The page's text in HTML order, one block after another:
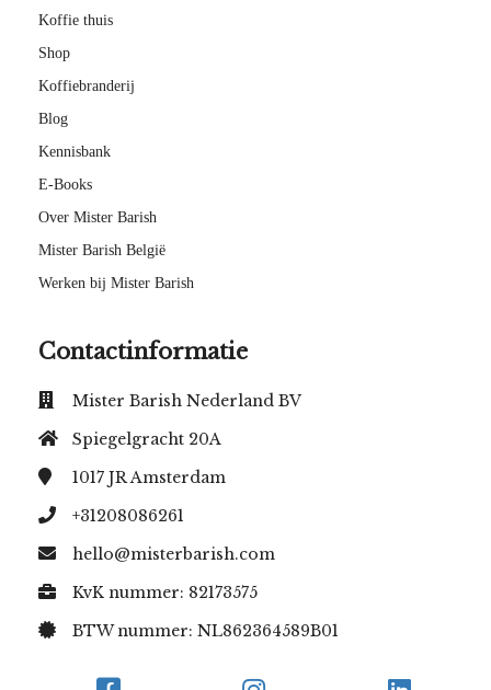
Koffie thuis
Shop
Koffiebranderij
Blog
Kennisbank
E-Books
Over Mister Barish
Mister Barish België
Werken bij Mister Barish
Contactinformatie
Mister Barish Nederland BV
Spiegelgracht 20A
1017 JRAmsterdam
+31208086261
hello@misterbarish.com
KvK nummer: 82173575
BTW nummer: NL862364589B01